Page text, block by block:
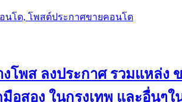
นโด, โพสต์ประกาศขายคอนโด
งโพส ลงประกาศ รวมแหล่ง
อสอง ในกรุงเทพ และอื่นๆ